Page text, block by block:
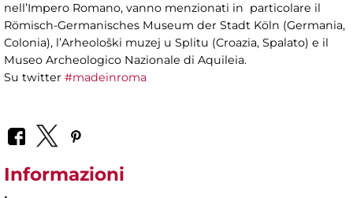
nell’Impero Romano, vanno menzionati in particolare il
Römisch-Germanisches Museum der Stadt Köln (Germania,
Colonia), l’Arheološki muzej u Splitu (Croazia, Spalato) e il
Museo Archeologico Nazionale di Aquileia.
Su twitter #madeinroma
Informazioni